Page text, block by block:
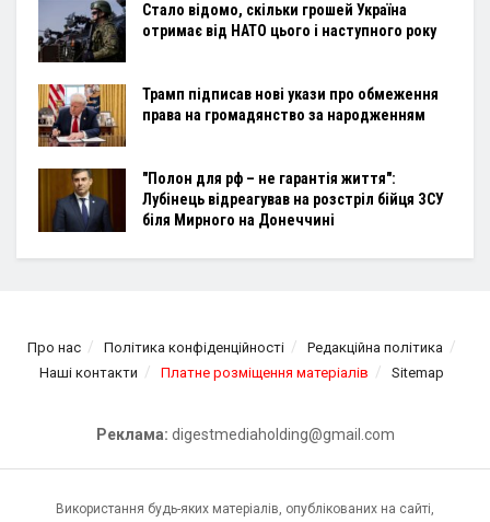
Стало відомо, скільки грошей Україна
отримає від НАТО цього і наступного року
Трамп підписав нові укази про обмеження
права на громадянство за народженням
"Полон для рф – не гарантія життя":
Лубінець відреагував на розстріл бійця ЗСУ
біля Мирного на Донеччині
Про нас Політика конфіденційності
Редакційна політика
Наші контакти
Платне розміщення матеріалів Sitemap
Реклама: digestmediaholding@gmail.com
Використання будь-яких матеріалів, опублікованих на сайті,